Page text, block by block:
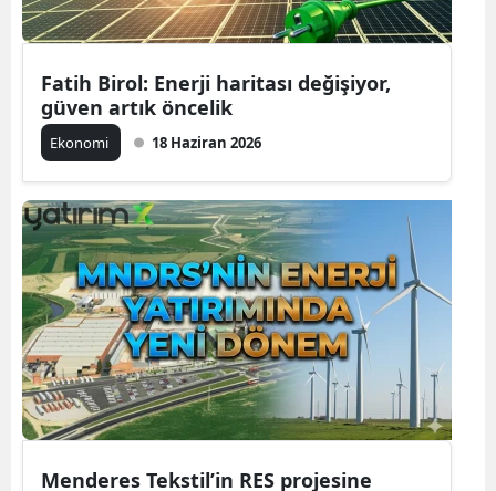
Fatih Birol: Enerji haritası değişiyor,
güven artık öncelik
Ekonomi 18 Haziran 2026
Menderes Tekstil’in RES projesine